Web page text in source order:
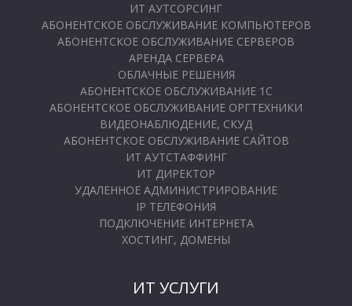
ИТ АУТСОРСИНГ
АБОНЕНТСКОЕ ОБСЛУЖИВАНИЕ КОМПЬЮТЕРОВ
АБОНЕНТСКОЕ ОБСЛУЖИВАНИЕ СЕРВЕРОВ
АРЕНДА СЕРВЕРА
ОБЛАЧНЫЕ РЕШЕНИЯ
АБОНЕНТСКОЕ ОБСЛУЖИВАНИЕ 1С
АБОНЕНТСКОЕ ОБСЛУЖИВАНИЕ ОРГТЕХНИКИ
ВИДЕОНАБЛЮДЕНИЕ, СКУД
АБОНЕНТСКОЕ ОБСЛУЖИВАНИЕ САЙТОВ
ИТ АУТСТАФФИНГ
ИТ ДИРЕКТОР
УДАЛЕННОЕ АДМИНИСТРИРОВАНИЕ
IP ТЕЛЕФОНИЯ
ПОДКЛЮЧЕНИЕ ИНТЕРНЕТА
ХОСТИНГ, ДОМЕНЫ
ИТ УСЛУГИ